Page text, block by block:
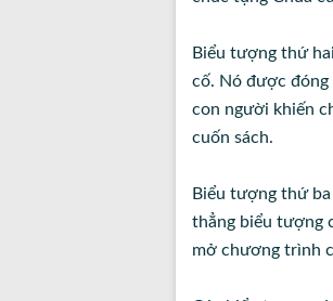
Biểu tượng thứ
cố. Nó được đóng
con người khiến
cuốn sách.
Biểu tượng thứ
thẳng biểu tượng
mở chương trình